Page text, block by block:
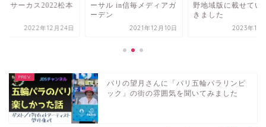
トサーカス2022松本
2022年12月24日
ーサル in信毎メディアガ
ーデン
2021年12月10日
野地域版に載せてい
きました
2023年11
パリの望月さんに「パリ五輪パラリンピ
ック」の街の雰囲気を聞いてみました